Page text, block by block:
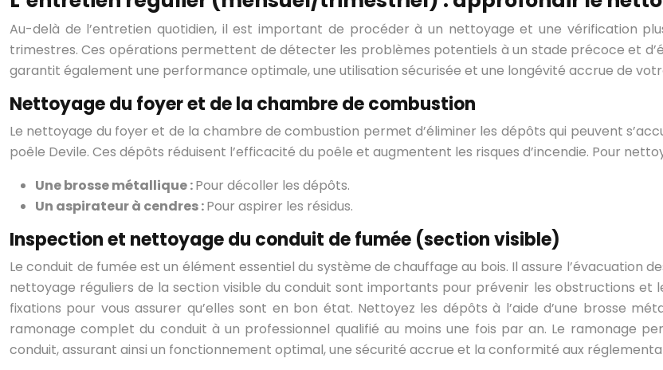
Au-delà de l’entretien quotidien, il est important de procéder à un nettoyage et une vérification
trimestres. Ces opérations permettent de détecter les problèmes potentiels à un stade précoce et
garantit également une performance optimale, une utilisation sécurisée et une longévité accrue de
Nettoyage du foyer et de la chambre de combustion
Le nettoyage du foyer et de la chambre de combustion permet d’éliminer les dépôts qui peuvent
poêle Devile. Ces dépôts réduisent l’efficacité du poêle et augmentent les risques d’incendie. Pour
Une brosse métallique :Pour décoller les dépôts.
Un aspirateur à cendres :Pour aspirer les résidus.
Inspection et nettoyage du conduit de fumée (section visible)
Le conduit de fumée est un élément essentiel du système de chauffage au bois. Il assure l’évacuation
nettoyage réguliers de la section visible du conduit sont importants pour prévenir les obstructions et
fixations pour vous assurer qu’elles sont en bon état. Nettoyez les dépôts à l’aide d’une brosse
ramonage complet du conduit à un professionnel qualifié au moins une fois par an. Le ramonage
conduit, assurant ainsi un fonctionnement optimal, une sécurité accrue et la conformité aux